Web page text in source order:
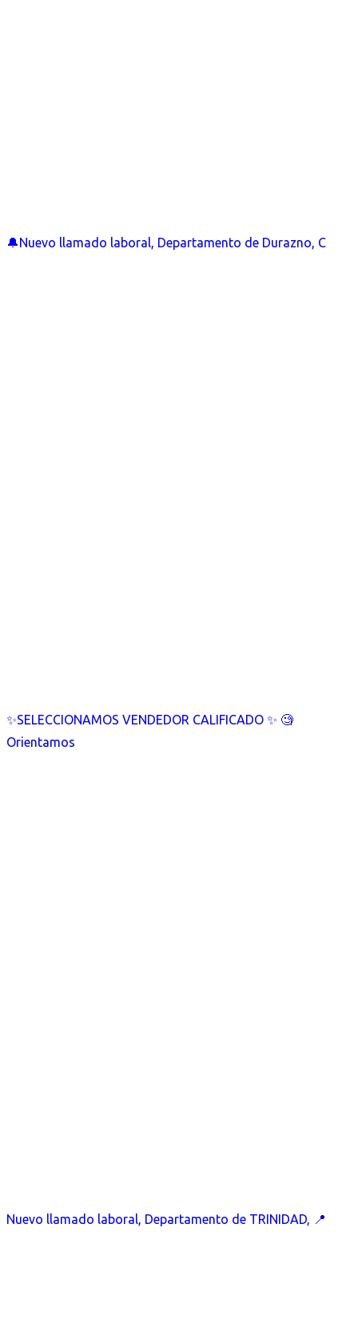
🔔Nuevo llamado laboral, Departamento de Durazno, C
✨SELECCIONAMOS VENDEDOR CALIFICADO ✨ 🧐
Orientamos
Nuevo llamado laboral, Departamento de TRINIDAD, 📍